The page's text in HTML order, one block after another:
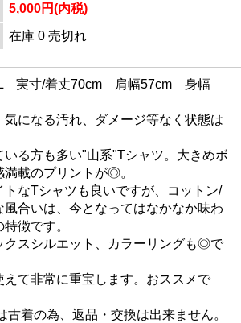
5,000円(内税)
在庫 0 売切れ
実寸/着丈70cm 肩幅57cm 身幅
になる汚れ、ダメージ等なく状態は
る方も多い"山系"Tシャツ。大きめボ
載のプリントが◎。
トなTシャツも良いですが、コットン/
風合いは、今となってはなかなか味わ
徴です。
クスシルエット、カラーリングも◎で
えて非常に重宝します。おススメで
着の為、返品・交換は出来ません。